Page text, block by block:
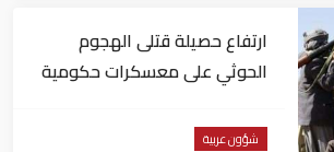
ارتفاع حصيلة قتلى الهجوم
الحوثي على معسكرات حكومية
شؤون عربية